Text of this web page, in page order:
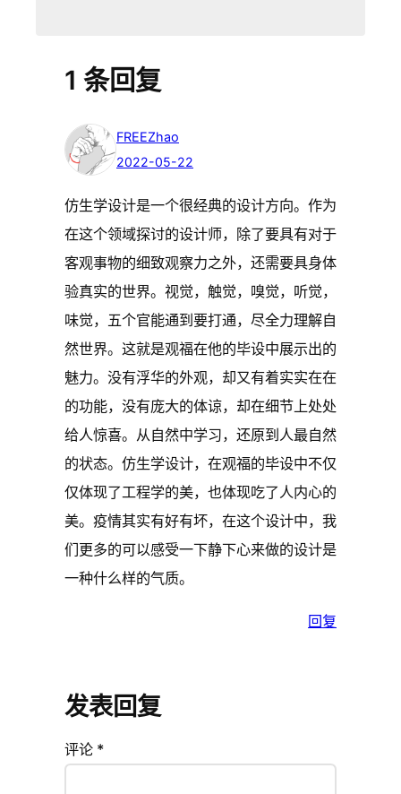
1 条回复
FREEZhao
2022-05-22
仿生学设计是一个很经典的设计方向。作为
在这个领域探讨的设计师，除了要具有对于
客观事物的细致观察力之外，还需要具身体
验真实的世界。视觉，触觉，嗅觉，听觉，
味觉，五个官能通到要打通，尽全力理解自
然世界。这就是观福在他的毕设中展示出的
魅力。没有浮华的外观，却又有着实实在在
的功能，没有庞大的体谅，却在细节上处处
给人惊喜。从自然中学习，还原到人最自然
的状态。仿生学设计，在观福的毕设中不仅
仅体现了工程学的美，也体现吃了人内心的
美。疫情其实有好有坏，在这个设计中，我
们更多的可以感受一下静下心来做的设计是
一种什么样的气质。
回复
发表回复
评论 *